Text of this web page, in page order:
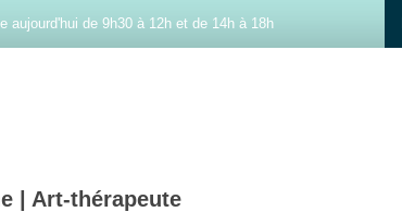
aujourd'hui de 9h30 à 12h et de 14h à 18h
| Art-thérapeute